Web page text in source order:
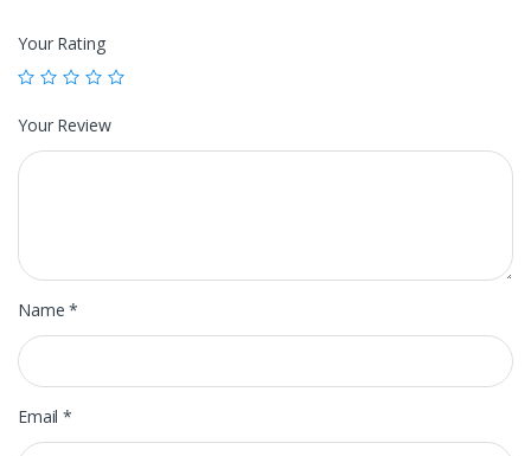
Your Rating
Your Review
Name*
Email*